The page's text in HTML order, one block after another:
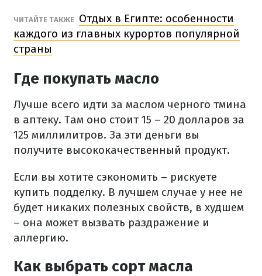
ЧИТАЙТЕ ТАКЖЕ Отдых в Египте: особенности
каждого из главных курортов популярной
страны
Где покупать масло
Лучше всего идти за маслом черного тмина
в аптеку. Там оно стоит 15 – 20 долларов за
125 миллилитров. За эти деньги вы
получите высококачественный продукт.
Если вы хотите сэкономить – рискуете
купить подделку. В лучшем случае у нее не
будет никаких полезных свойств, в худшем
– она может вызвать раздражение и
аллергию.
Как выбрать сорт масла